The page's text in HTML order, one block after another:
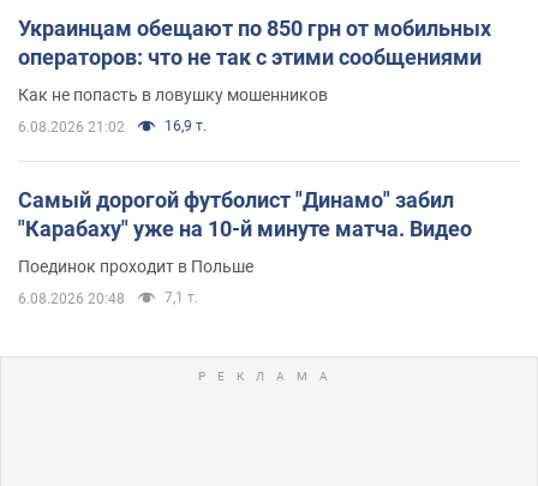
Украинцам обещают по 850 грн от мобильных
операторов: что не так с этими сообщениями
Как не попасть в ловушку мошенников
6.08.2026 21:02 16,9 т.
Самый дорогой футболист "Динамо" забил
"Карабаху" уже на 10-й минуте матча. Видео
Поединок проходит в Польше
6.08.2026 20:48 7,1 т.